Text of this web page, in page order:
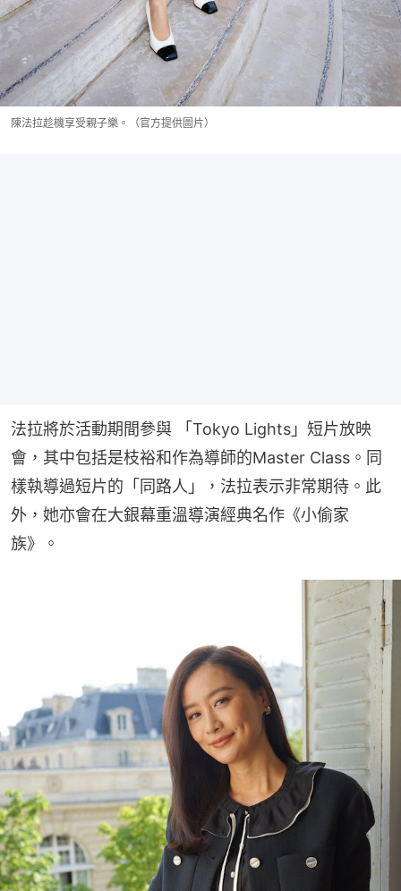
陳法拉趁機享受親子樂。（官方提供圖片）
法拉將於活動期間參與 「Tokyo Lights」短片放映
會，其中包括是枝裕和作為導師的Master Class。同
樣執導過短片的「同路人」，法拉表示非常期待。此
外，她亦會在大銀幕重溫導演經典名作《小偷家
族》。